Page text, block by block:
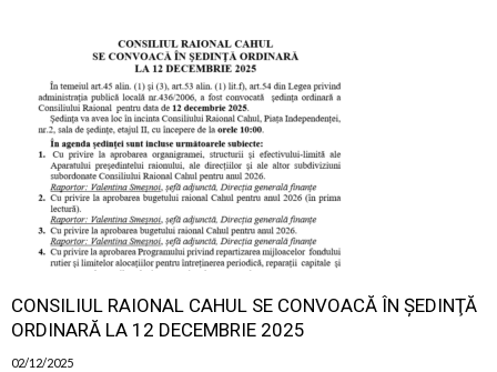
CONSILIUL RAIONAL CAHUL SE CONVOACĂ ÎN ŞEDINŢĂ
ORDINARĂ LA 12 DECEMBRIE 2025
02/12/2025